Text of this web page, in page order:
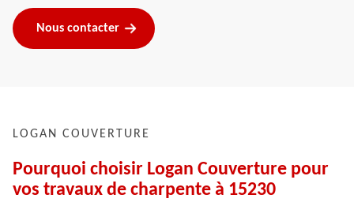
Nous contacter
LOGAN COUVERTURE
Pourquoi choisir Logan Couverture pour
vos travaux de charpente à 15230